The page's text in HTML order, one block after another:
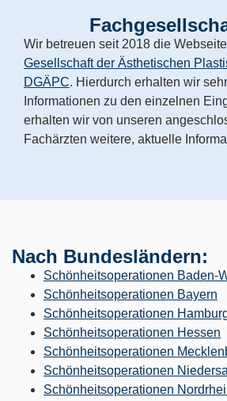
Wir betreuen seit 2018 die
Gesellschaft der Ästhetischen
DGÄPC. Hierdurch erhalten wir
Informationen zu den einzelnen
erhalten wir von unseren
Fachärzten weitere, aktuelle
Nach Bundesländern:
Schönheitsoperationen Baden-
Schönheitsoperationen Bayern
Schönheitsoperationen
Schönheitsoperationen Hessen
Schönheitsoperationen
Schönheitsoperationen
Schönheitsoperationen